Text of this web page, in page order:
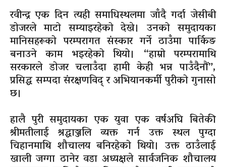
रवीन्द्र एक दिन त्यही समाधिस्थलमा जाँदै गर्दा जेसीबी
डोजरले माटो सम्याइरहेको देखे। उनको समुदायका
मानिसहरूको परम्परागत संस्कार गर्ने ठाउँमा पार्किङ
बनाउने काम भइरहेको थियो। “हाम्रो परम्परामाथि
सरकारले डोजर चलाउँदा हामी केही भन्न पाउँदैनौं”,
प्रसिद्ध सम्पदा संरक्षणविद् र अभियानकर्मी पुरीको गुनासो
छ।
हालै पुरी समुदायका एक युवा एक वर्षअघि बितेकी
श्रीमतीलाई श्रद्धाञ्जलि व्यक्त गर्न उक्त स्थल पुग्दा
चिहानमाथि शौचालय बनिरहेको थियो। उक्त ठाउँलाई
खाली जग्गा ठानेर वडा अध्यक्षले सार्वजनिक शौचालय